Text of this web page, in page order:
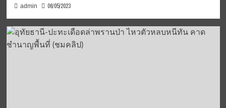
admin 06/05/2023